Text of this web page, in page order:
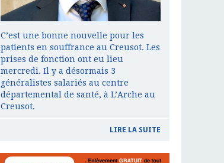
C’est une bonne nouvelle pour les
patients en souffrance au Creusot. Les
prises de fonction ont eu lieu
mercredi. Il y a désormais 3
généralistes salariés au centre
départemental de santé, à L’Arche au
Creusot.
LIRE LA SUITE